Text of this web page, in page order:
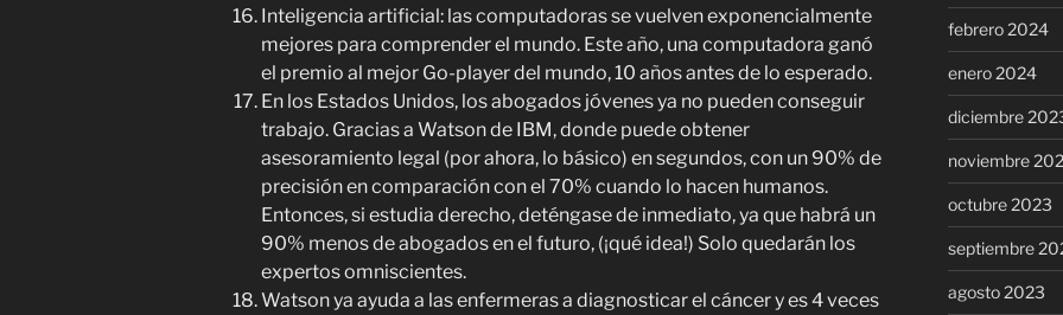
Inteligencia artificial: las computadoras se vuelven exponencialmente
mejores para comprender el mundo. Este año, una computadora ganó
el premio al mejor Go-player del mundo, 10 años antes de lo esperado.
En los Estados Unidos, los abogados jóvenes ya no pueden conseguir
trabajo. Gracias a Watson de IBM, donde puede obtener
asesoramiento legal (por ahora, lo básico) en segundos, con un 90% de
precisión en comparación con el 70% cuando lo hacen humanos.
Entonces, si estudia derecho, deténgase de inmediato, ya que habrá un
90% menos de abogados en el futuro, (¡qué idea!) Solo quedarán los
expertos omniscientes.
Watson ya ayuda a las enfermeras a diagnosticar el cáncer y es 4 veces
febrero 2024
enero 2024
diciembre
noviembre
octubre 2023
septiembre
agosto 2023